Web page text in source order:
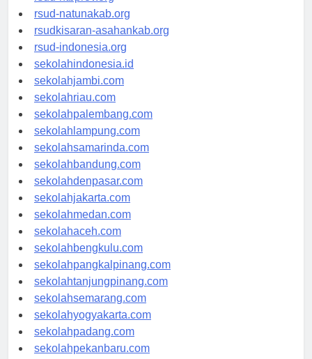
rsud-ntbprov.org
rsud-natunakab.org
rsudkisaran-asahankab.org
rsud-indonesia.org
sekolahindonesia.id
sekolahjambi.com
sekolahriau.com
sekolahpalembang.com
sekolahlampung.com
sekolahsamarinda.com
sekolahbandung.com
sekolahdenpasar.com
sekolahjakarta.com
sekolahmedan.com
sekolahaceh.com
sekolahbengkulu.com
sekolahpangkalpinang.com
sekolahtanjungpinang.com
sekolahsemarang.com
sekolahyogyakarta.com
sekolahpadang.com